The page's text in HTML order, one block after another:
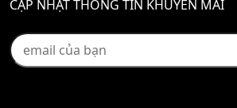
CẬP NHẬT THÔNG TIN KHUYẾN MÃI